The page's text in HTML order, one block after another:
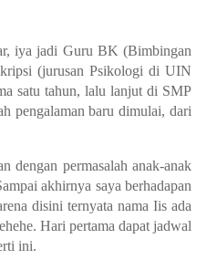
iya jadi Guru BK (Bimbingan
(jurusan Psikologi di UIN
satu tahun, lalu lanjut di SMP
pengalaman baru dimulai, dari
dengan permasalah anak-anak
akhirnya saya berhadapan
disini ternyata nama Iis ada
Hari pertama dapat jadwal
ini.